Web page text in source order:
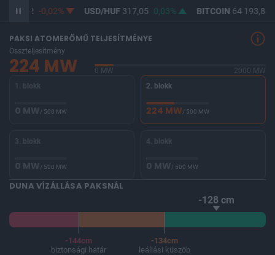
365,32 -0,02% USD/HUF317,05 0,03% BITCOIN64 193,88
PAKSI ATOMERŐMŰ TELJESÍTMÉNYE
Összteljesítmény
224 MW 0 MW
2000 MW
1. blokk
0 MW/ 500 MW
2. blokk
224 MW/ 500 MW
3. blokk
0 MW/ 500 MW
4. blokk
0 MW/ 500 MW
DUNA VÍZÁLLÁSA PAKSNÁL
-128 cm
-144cm
biztonsági határ
-134cm
leállási küszöb